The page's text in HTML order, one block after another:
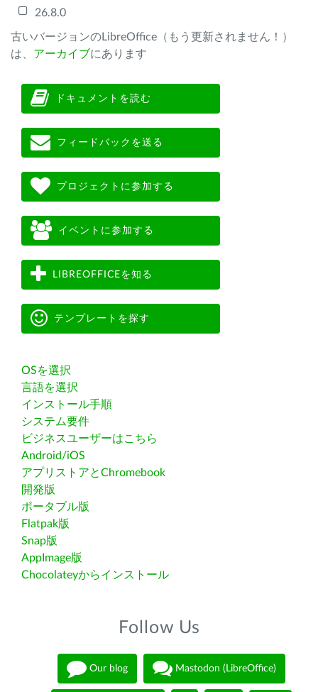
26.8.0
古いバージョンのLibreOffice（もう更新されません！）
は、 アーカイブにあります
ドキュメントを読む
フィードバックを送る
プロジェクトに参加する
イベントに参加する
LIBREOFFICEを知る
テンプレートを探す
OSを選択
言語を選択
インストール手順
システム要件
ビジネスユーザーはこちら
Android/iOS
アプリストアとChromebook
開発版
ポータブル版
Flatpak版
Snap版
AppImage版
Chocolateyからインストール
Follow Us
Our blog Mastodon (LibreOffice)